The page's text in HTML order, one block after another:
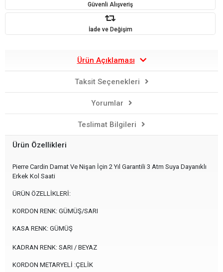
Güvenli Alışveriş
İade ve Değişim
Ürün Açıklaması
Taksit Seçenekleri
Yorumlar
Teslimat Bilgileri
Ürün Özellikleri
Pierre Cardin Damat Ve Nişan İçin 2 Yıl Garantili 3 Atm Suya Dayanıklı
Erkek Kol Saati
ÜRÜN ÖZELLİKLERİ:
KORDON RENK: GÜMÜŞ/SARI
KASA RENK: GÜMÜŞ
KADRAN RENK: SARI / BEYAZ
KORDON METARYELİ :ÇELİK